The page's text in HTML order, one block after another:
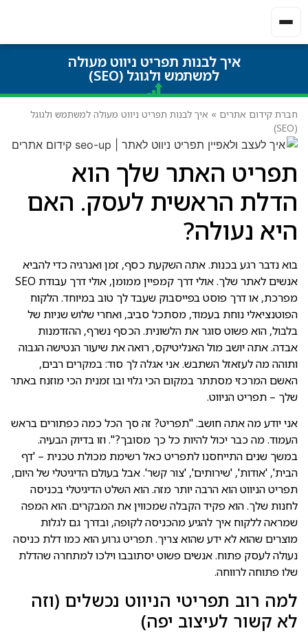
איך לבנות תפריט ניווט מעולה
למשתמש ולגוגל (SEO)
חברת קידום אתרים » איך לבנות תפריט ניווט מעולה למשתמש ולגוגל
(SEO)
תפריט האתר שלך הוא
הדלת הראשית לעסק. האם
היא נעולה?
בוא נדבר רגע בכנות. אתה השקעת כסף, זמן ואנרגיה כדי להביא
אנשים לאתר שלך. אולי דרך קמפיין ממומן, אולי דרך עבודת SEO
מפרכת, או דרך פוסט בפייסבוק שעבד לך טוב במיוחד. הלקוח
הפוטנציאלי נוחת בעמוד, מסתכל סביב, ואחרי שלוש שניות של
בלבול, הוא פשוט סוגר את הלשונית. הכסף נשרף, ההזדמנות
אבדה. אתה יושב מול האנליטיקס, רואה את שיעור הנטישה הגבוה
ותוהה מה לעזאזל השתבש. אני אגלה לך סוד: במקרים רבים,
האשם המרכזי מסתתר במקום הכי גלוי ובו זמנית הכי מוזנח באתר
שלך – תפריט הניווט.
אני יודע מה אתה חושב. "תפריט? זה סך הכל כמה כפתורים בראש
העמוד. מה כבר יכול להיות כל כך מסובך?". וזו בדיוק הבעיה.
במשך שנים התייחסנו לתפריט כאל רשימת מכולת טכנית – 'דף
הבית', 'אודות', 'שירותים', 'צור קשר'. אבל בעולם הדיגיטלי של היום,
תפריט הניווט הוא הרבה יותר מזה. הוא השלט הדיגיטלי בכניסה
לחנות שלך. הוא פקיד הקבלה שמכווין את המבקרים. הוא המפה
שמראה ללקוח איך להגיע מהכניסה לקופה, ובדרך גם לגלות
מוצרים שהוא לא ידע שהוא צריך. תפריט גרוע הוא כמו דלת כניסה
נעולה לעסק פתוח. אנשים פשוט יסתובבו וילכו למתחרה שהדלת
שלו פתוחה לרווחה.
למה רוב תפריטי הניווט נכשלים (וזה
לא קשור לעיצוב יפה)